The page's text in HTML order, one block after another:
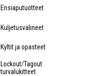
Ensiaputuotteet
Kuljetusvälineet
Kyltit ja opasteet
Lockout/Tagout
turvalukitteet